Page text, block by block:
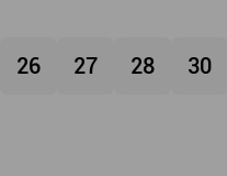
26 27 28 30